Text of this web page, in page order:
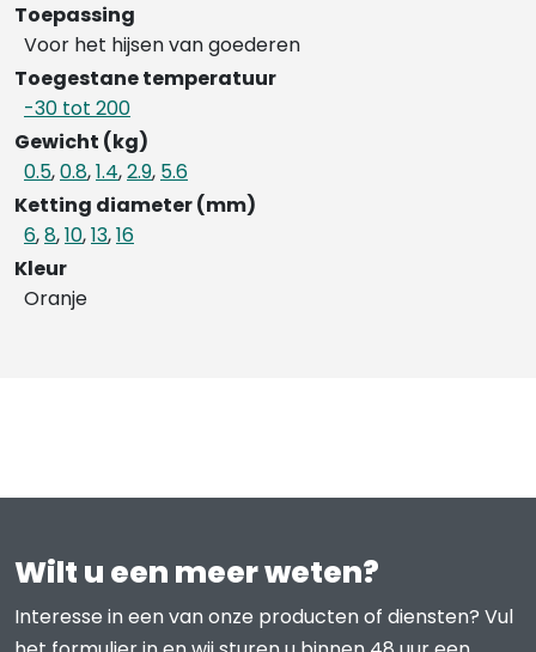
Toepassing
Voor het hijsen van goederen
Toegestane temperatuur
-30 tot 200
Gewicht (kg)
0.5,0.8,1.4,2.9, 5.6
Ketting diameter (mm)
6,8,10,13,16
Kleur
Oranje
Wilt u een meer weten?
Interesse in een van onze producten of diensten? Vul